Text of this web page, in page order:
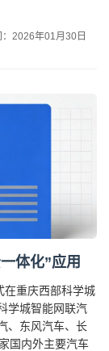
：2026年01月30日
体化”应用
在重庆西部科学城
学城智能网联汽
、东风汽车、长
国内外主要汽车